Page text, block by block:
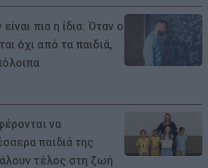
πια η ίδια: Όταν ο
όχι από τα παιδιά,
να
παιδιά της
τέλος στη ζωή